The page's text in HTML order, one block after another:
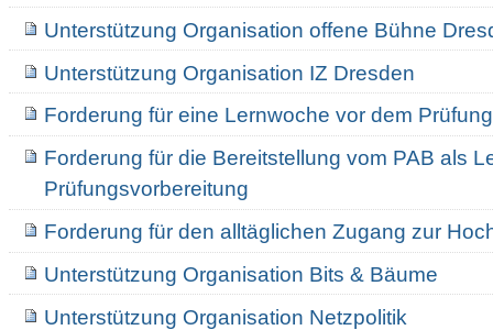
Unterstützung Organisation offene Bühne
Unterstützung Organisation IZ Dresden
Forderung für eine Lernwoche vor dem
Forderung für die Bereitstellung vom PAB als
Prüfungsvorbereitung
Forderung für den alltäglichen Zugang zur
Unterstützung Organisation Bits & Bäume
Unterstützung Organisation Netzpolitik